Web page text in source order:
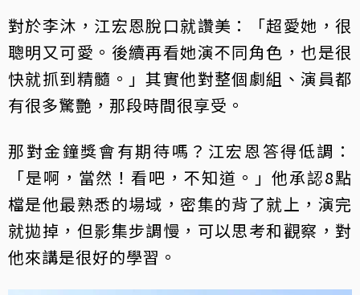
對於李沐，江宏恩脫口就讚美：「超愛她，很
聰明又可愛。後續再看她演不同角色，也是很
快就抓到精髓。」其實他對整個劇組、演員都
有很多驚艷，那段時間很享受。
那對金鐘獎會有期待嗎？江宏恩答得低調：
「是啊，當然！看吧，不知道。」他承認8點
檔是他最熟悉的場域，密集的背了就上，演完
就拋掉，但影集步調慢，可以思考和觀察，對
他來講是很好的學習。